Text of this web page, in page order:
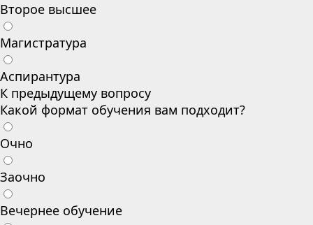
Второе высшее
Магистратура
Аспирантура
К предыдущему вопросу
Какой формат обучения вам подходит?
Очно
Заочно
Вечернее обучение